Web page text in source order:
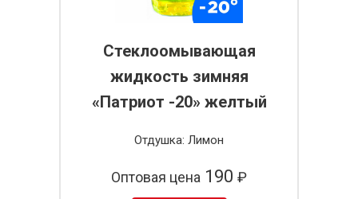
Стеклоомывающая
жидкость зимняя
«Патриот -20» желтый
Отдушка: Лимон
Оптовая цена 190 ₽